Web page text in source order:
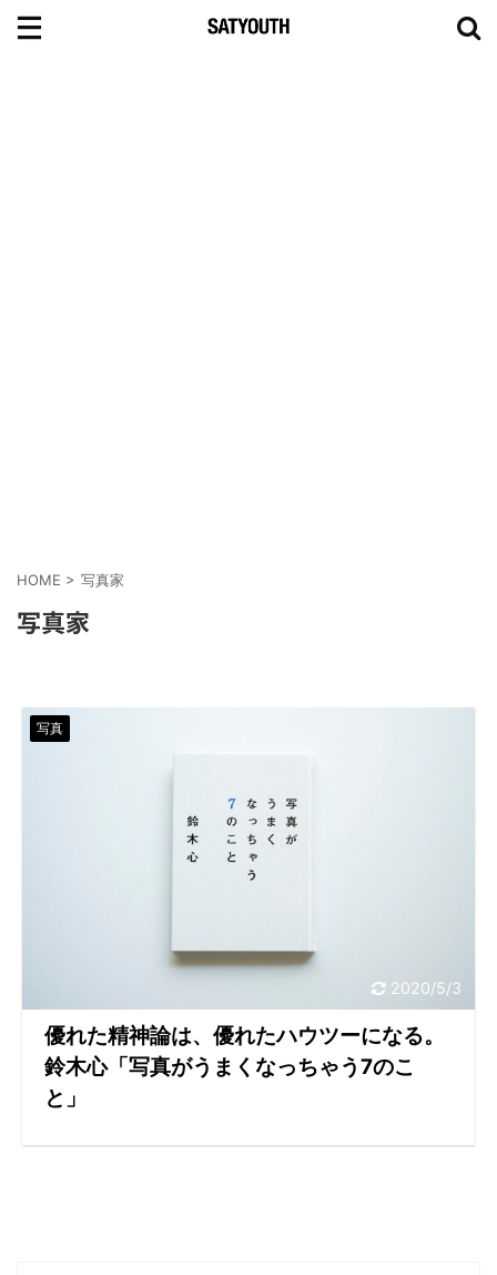
HOME > 写真家
写真家
2020/5/3
写真
優れた精神論は、優れたハウツーになる。
鈴木心「写真がうまくなっちゃう7のこ
と」